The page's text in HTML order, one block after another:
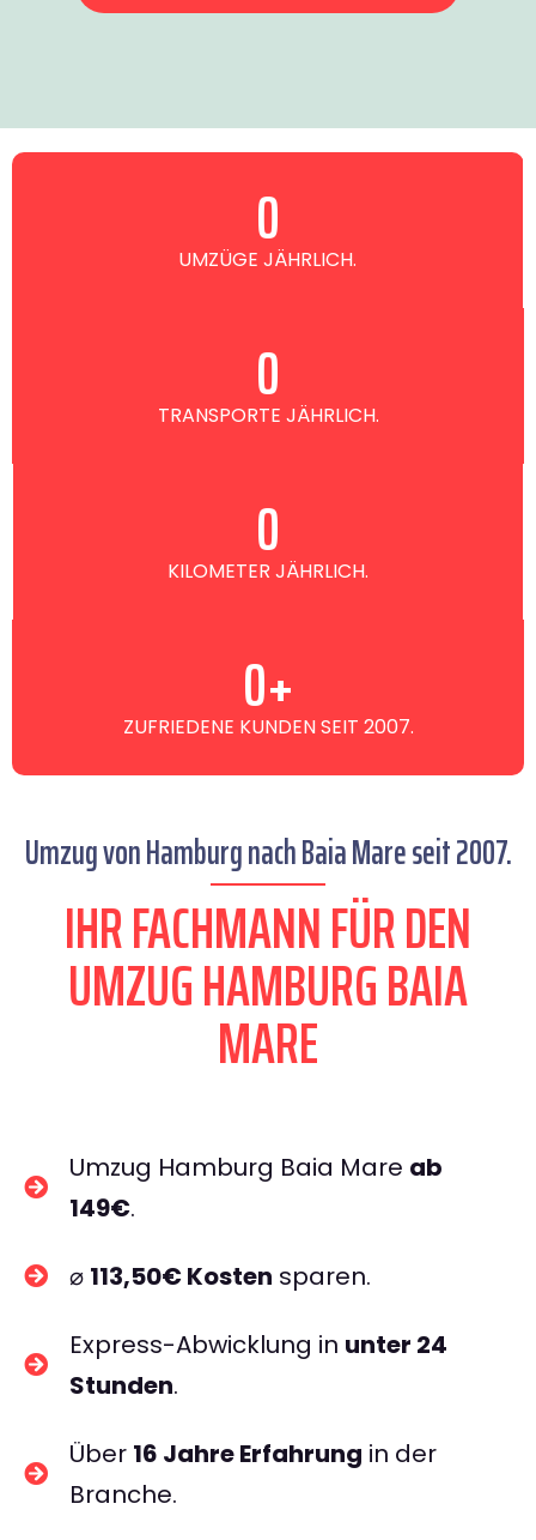
UMZÜGE JÄHRLICH.
0
TRANSPORTE JÄHRLICH.
0
KILOMETER JÄHRLICH.
0
ZUFRIEDENE KUNDEN SEIT 2007.
0+
Umzug von Hamburg nach Baia Mare seit 2007.
IHR FACHMANN FÜR DEN
UMZUG HAMBURG BAIA
MARE
Umzug Hamburg Baia Mare ab
149€.
⌀ 113,50€ Kosten sparen.
Express-Abwicklung in unter 24
Stunden.
Über 16 Jahre Erfahrung in der
Branche.